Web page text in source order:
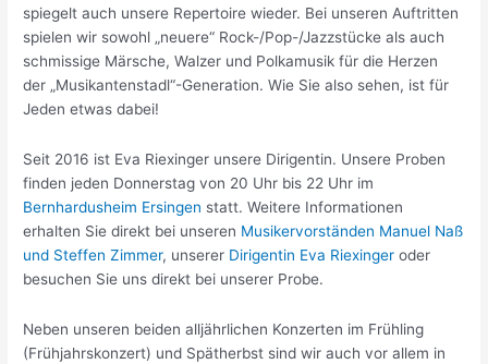
spiegelt auch unsere Repertoire wieder. Bei unseren Auftritten
spielen wir sowohl „neuere“ Rock-/Pop-/Jazzstücke als auch
schmissige Märsche, Walzer und Polkamusik für die Herzen
der „Musikantenstadl“-Generation. Wie Sie also sehen, ist für
Jeden etwas dabei!
Seit 2016 ist Eva Riexinger unsere Dirigentin. Unsere Proben
finden jeden Donnerstag von 20 Uhr bis 22 Uhr im
Bernhardusheim Ersingen statt. Weitere Informationen
erhalten Sie direkt bei unseren Musikervorständen Manuel Naß
und Steffen Zimmer, unserer Dirigentin Eva Riexinger oder
besuchen Sie uns direkt bei unserer Probe.
Neben unseren beiden alljährlichen Konzerten im Frühling
(Frühjahrskonzert) und Spätherbst sind wir auch vor allem in